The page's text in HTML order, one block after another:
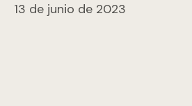
13 de junio de 2023